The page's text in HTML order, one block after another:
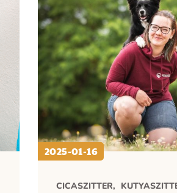
2025-01-16
CICASZITTER